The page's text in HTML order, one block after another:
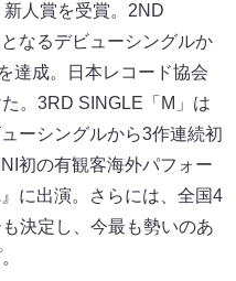
人賞を受賞。2ND
なるデビューシングルか
達成。日本レコード協会
。3RD SINGLE「M」は
ーシングルから3作連続初
初の有観客海外パフォー
に出演。さらには、全国4
決定し、今最も勢いのあ